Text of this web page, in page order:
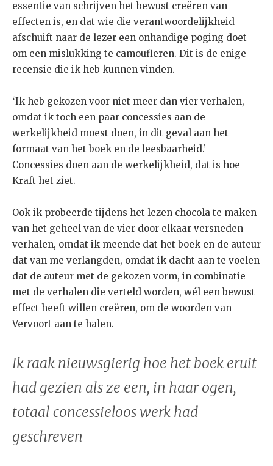
essentie van schrijven het bewust creëren van
effecten is, en dat wie die verantwoordelijkheid
afschuift naar de lezer een onhandige poging doet
om een mislukking te camoufleren. Dit is de enige
recensie die ik heb kunnen vinden.
‘Ik heb gekozen voor niet meer dan vier verhalen,
omdat ik toch een paar concessies aan de
werkelijkheid moest doen, in dit geval aan het
formaat van het boek en de leesbaarheid.’
Concessies doen aan de werkelijkheid, dat is hoe
Kraft het ziet.
Ook ik probeerde tijdens het lezen chocola te maken
van het geheel van de vier door elkaar versneden
verhalen, omdat ik meende dat het boek en de auteur
dat van me verlangden, omdat ik dacht aan te voelen
dat de auteur met de gekozen vorm, in combinatie
met de verhalen die verteld worden, wél een bewust
effect heeft willen creëren, om de woorden van
Vervoort aan te halen.
Ik raak nieuwsgierig hoe het boek eruit
had gezien als ze een, in haar ogen,
totaal concessieloos werk had
geschreven